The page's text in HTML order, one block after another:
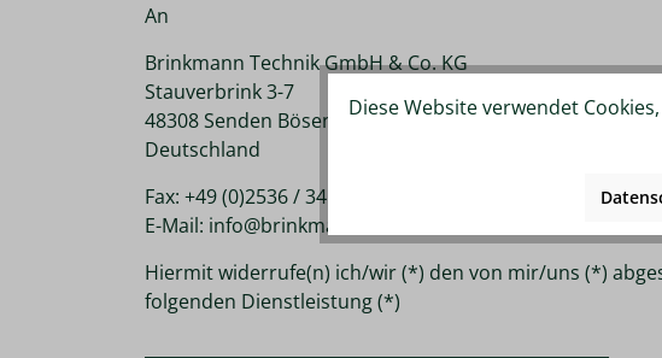
An
Brinkmann Technik GmbH & Co. KG
Stauverbrink 3-7
48308 Senden Bösensell
Deutschland
Fax: +49 (0)2536 / 34 46 - 46
E-Mail: info@brinkmann-technik.de
Hiermit widerrufe(n) ich/wir (*) den von mir/uns (*)
folgenden Dienstleistung (*)
Diese Website verwendet